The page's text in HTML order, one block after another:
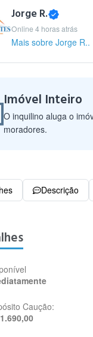
Jorge R.
Online 4 horas atrás
Mais sobre Jorge R..
Imóvel Inteiro
O inquilino aluga o
moradores.
Descrição
Caução: